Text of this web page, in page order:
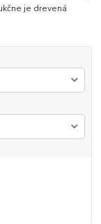
je drevená